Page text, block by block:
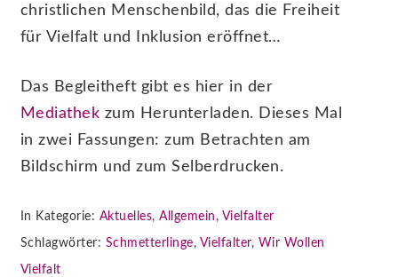
christlichen Menschenbild, das die Freiheit
für Vielfalt und Inklusion eröffnet…
Das Begleitheft gibt es hier in der
Mediathek zum Herunterladen. Dieses Mal
in zwei Fassungen: zum Betrachten am
Bildschirm und zum Selberdrucken.
In Kategorie: Aktuelles, Allgemein , Vielfalter
Schlagwörter: Schmetterlinge, Vielfalter, Wir Wollen
Vielfalt